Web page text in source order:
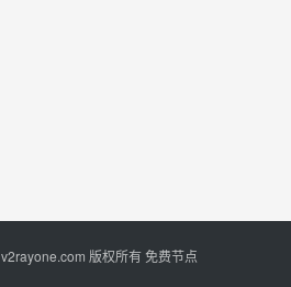
v2rayone.com 版权所有 免费节点